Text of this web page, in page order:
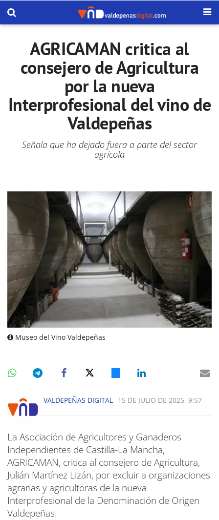
AGRICAMAN critica al
consejero de Agricultura
por la nueva
Interprofesional del vino de
Valdepeñas
Señala que ha dejado fuera a parte del sector
agrícola
Museo del Vino Valdepeñas
VALDEPEÑAS DIGITAL 15 DE JULIO DE 2025, 9:57
La Asociación de Agricultores y Ganaderos
Independientes de Castilla-La Mancha,
AGRICAMAN, critica al consejero de Agricultura,
Julián Martínez Lizán, por excluir a organizaciones
agrarias y agricultoras de la nueva
Interprofesional de la Denominación de Origen
Valdepeñas.